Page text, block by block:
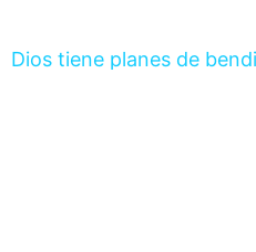
Dios tiene planes de